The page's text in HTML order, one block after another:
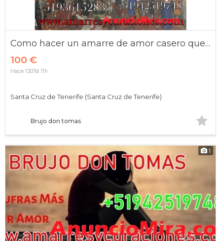
Como hacer un amarre de amor casero que funciona
100 €
Brujo don tomas
Santa Cruz de Tenerife (Santa Cruz de Tenerife)
Hace 1307d 11h
1